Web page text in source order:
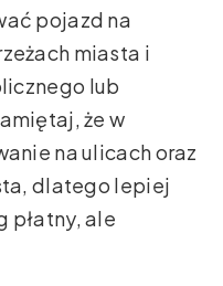
pojazd na
miasta i
lub
że w
na ulicach oraz
dlatego lepiej
płatny, ale